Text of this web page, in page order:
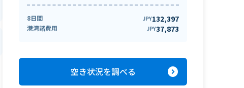
8日間 JPY132,397
港湾諸費用 JPY37,873
空き状況を調べる expand_circle_right